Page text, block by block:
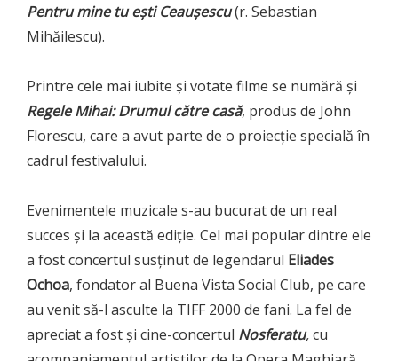
Pentru mine tu ești Ceaușescu(r. Sebastian
Mihăilescu).
Printre cele mai iubite și votate filme se numără și
Regele Mihai: Drumul către casă, produs de John
Florescu, care a avut parte de o proiecție specială în
cadrul festivalului.
Evenimentele muzicale s-au bucurat de un real
succes și la această ediție. Cel mai popular dintre ele
a fost concertul susținut de legendarul Eliades
Ochoa, fondator al Buena Vista Social Club, pe care
au venit să-l asculte la TIFF 2000 de fani. La fel de
apreciat a fost și cine-concertul Nosferatu,cu